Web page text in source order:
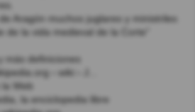
Aragón muchos juglares y ministriles
de la vida medieval de la Corte"
más definiciones
› wiki › J...
la Web
la enciclopedia libre